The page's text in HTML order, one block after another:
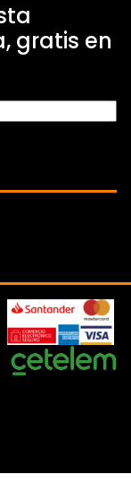
gratis en